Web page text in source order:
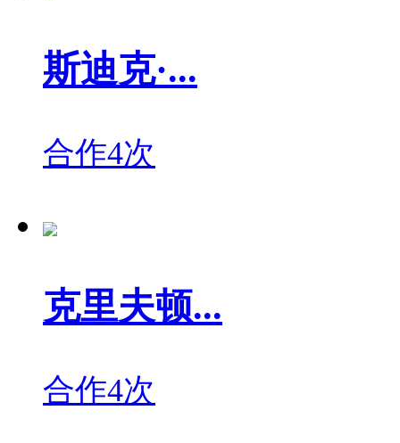
斯迪克·...
合作4次
克里夫顿...
合作4次